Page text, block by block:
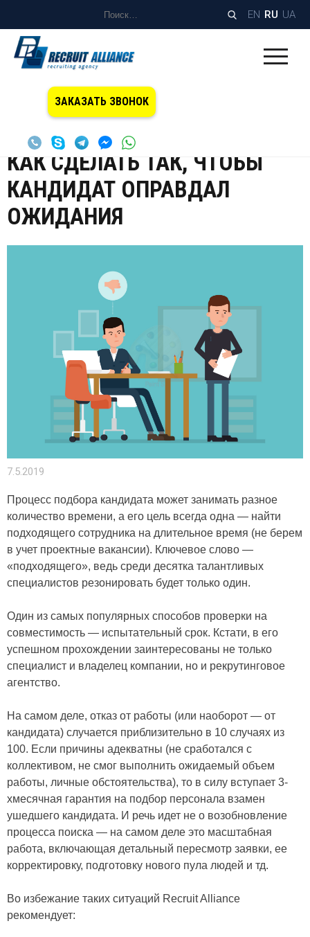
EN RU UA
ЗАКАЗАТЬ ЗВОНОК
Блог/Услуги/Как сделать так, чтобы
кандидат оправдал ожидания
КАК СДЕЛАТЬ ТАК, ЧТОБЫ
КАНДИДАТ ОПРАВДАЛ
ОЖИДАНИЯ
7.5.2019
Процесс подбора кандидата может занимать разное
количество времени, а его цель всегда одна — найти
подходящего сотрудника на длительное время (не берем
в учет проектные вакансии). Ключевое слово —
«подходящего», ведь среди десятка талантливых
специалистов резонировать будет только один.
Один из самых популярных способов проверки на
совместимость — испытательный срок. Кстати, в его
успешном прохождении заинтересованы не только
специалист и владелец компании, но и рекрутинговое
агентство.
На самом деле, отказ от работы (или наоборот — от
кандидата) случается приблизительно в 10 случаях из
100. Если причины адекватны (не сработался с
коллективом, не смог выполнить ожидаемый объем
работы, личные обстоятельства), то в силу вступает 3-
хмесячная гарантия на подбор персонала взамен
ушедшего кандидата. И речь идет не о возобновление
процесса поиска — на самом деле это масштабная
работа, включающая детальный пересмотр заявки, ее
корректировку, подготовку нового пула людей и тд.
Во избежание таких ситуаций Recruit Alliance
рекомендует: